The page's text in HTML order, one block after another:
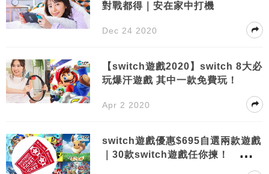
對戰都得｜安在家中打機
Dec 24 2020
【switch遊戲2020】switch 8大必
玩爆汗遊戲 其中一款免費玩！
Apr 2 2020
switch遊戲優惠$695自選兩款遊戲
｜30款switch遊戲任你揀！ 教你